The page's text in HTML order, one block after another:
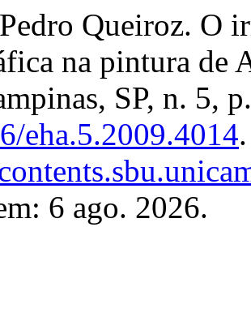
Queiroz. O
na pintura de
SP, n. 5,
eha.5.2009.4014
6 ago. 2026.